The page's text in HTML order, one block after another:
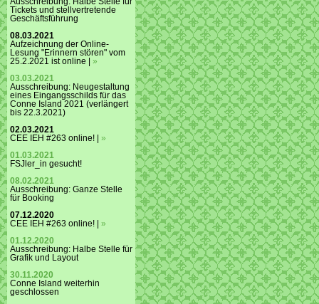
Tickets und stellvertretende
Geschäftsführung
08.03.2021
Aufzeichnung der Online-
Lesung "Erinnern stören" vom
25.2.2021 ist online | »
03.03.2021
Ausschreibung: Neugestaltung
eines Eingangsschilds für das
Conne Island 2021 (verlängert
bis 22.3.2021)
02.03.2021
CEE IEH #263 online! | »
01.03.2021
FSJler_in gesucht!
08.02.2021
Ausschreibung: Ganze Stelle
für Booking
07.12.2020
CEE IEH #263 online! | »
01.12.2020
Ausschreibung: Halbe Stelle für
Grafik und Layout
30.11.2020
Conne Island weiterhin
geschlossen